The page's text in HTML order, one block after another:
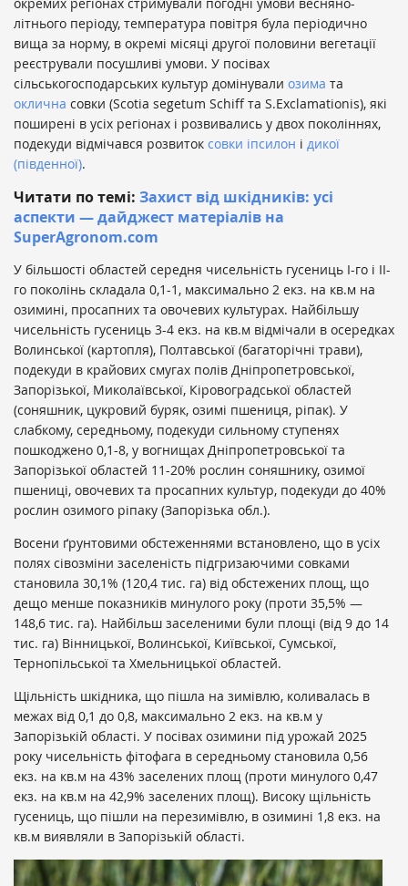
літнього періоду, температура повітря була періодично
вища за норму, в окремі місяці другої половини вегетації
реєстрували посушливі умови. У посівах
сільськогосподарських культур домінували озима та
оклична совки (Scotia segetum Schiff та S.Exclamationis), які
поширені в усіх регіонах і розвивались у двох поколіннях,
подекуди відмічався розвиток совки іпсилон і дикої
(південної).
Читати по темі: Захист від шкідників: усі
аспекти — дайджест матеріалів на
SuperAgronom.com
У більшості областей середня чисельність гусениць І-го і ІІ-
го поколінь складала 0,1-1, максимально 2 екз. на кв.м на
озимині, просапних та овочевих культурах. Найбільшу
чисельність гусениць 3-4 екз. на кв.м відмічали в осередках
Волинської (картопля), Полтавської (багаторічні трави),
подекуди в крайових смугах полів Дніпропетровської,
Запорізької, Миколаївської, Кіровоградської областей
(соняшник, цукровий буряк, озимі пшениця, ріпак). У
слабкому, середньому, подекуди сильному ступенях
пошкоджено 0,1-8, у вогнищах Дніпропетровської та
Запорізької областей 11-20% рослин соняшнику, озимої
пшениці, овочевих та просапних культур, подекуди до 40%
рослин озимого ріпаку (Запорізька обл.).
Восени ґрунтовими обстеженнями встановлено, що в усіх
полях сівозміни заселеність підгризаючими совками
становила 30,1% (120,4 тис. га) від обстежених площ, що
дещо менше показників минулого року (проти 35,5% —
148,6 тис. га). Найбільш заселеними були площі (від 9 до 14
тис. га) Вінницької, Волинської, Київської, Сумської,
Тернопільської та Хмельницької областей.
Щільність шкідника, що пішла на зимівлю, коливалась в
межах від 0,1 до 0,8, максимально 2 екз. на кв.м у
Запорізькій області. У посівах озимини під урожай 2025
року чисельність фітофага в середньому становила 0,56
екз. на кв.м на 43% заселених площ (проти минулого 0,47
екз. на кв.м на 42,9% заселених площ). Високу щільність
гусениць, що пішли на перезимівлю, в озимині 1,8 екз. на
кв.м виявляли в Запорізькій області.